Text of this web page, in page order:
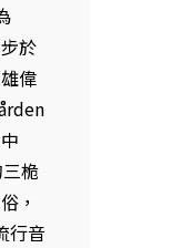
於
偉
桅
，
行音